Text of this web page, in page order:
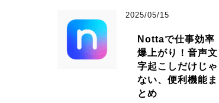
2025/05/15
Nottaで仕事効率
爆上がり！音声文
字起こしだけじゃ
ない、便利機能ま
とめ